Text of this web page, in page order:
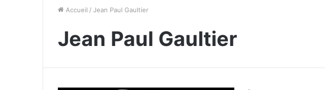
Accueil / Jean Paul Gaultier
Jean Paul Gaultier